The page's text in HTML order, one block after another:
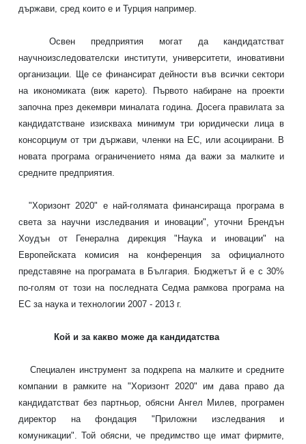
държави, сред които е и Турция например.
Освен предприятия могат да кандидатстват
научноизследователски институти, университети, иновативни
организации. Ще се финансират дейности във всички сектори
на икономиката (виж карето). Първото набиране на проекти
започна през декември миналата година. Досега правилата за
кандидатстване изискваха минимум три юридически лица в
консорциум от три държави, членки на ЕС, или асоциирани. В
новата програма ограничението няма да важи за малките и
средните предприятия.
"Хоризонт 2020" е най-голямата финансираща програма в
света за научни изследвания и иновации", уточни Брендън
Хоудън от Генерална дирекция "Наука и иновации" на
Европейската комисия на конференция за официалното
представяне на програмата в България. Бюджетът й е с 30%
по-голям от този на последната Седма рамкова програма на
ЕС за наука и технологии 2007 - 2013 г.
Кой и за какво може да кандидатства
Специален инструмент за подкрепа на малките и средните
компании в рамките на "Хоризонт 2020" им дава право да
кандидатстват без партньор, обясни Ангел Милев, програмен
директор на фондация "Приложни изследвания и
комуникации". Той обясни, че предимство ще имат фирмите,